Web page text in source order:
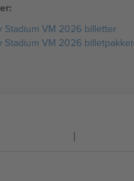
Stadium VM 2026 billetter
Stadium VM 2026 billetpakker